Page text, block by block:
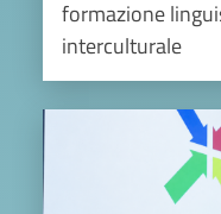
formazione
interculturale
Image